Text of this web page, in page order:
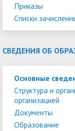
Приказы
Списки
СВЕДЕНИЯ ОБ
Основные
Структура и
организацией
Документы
Образование